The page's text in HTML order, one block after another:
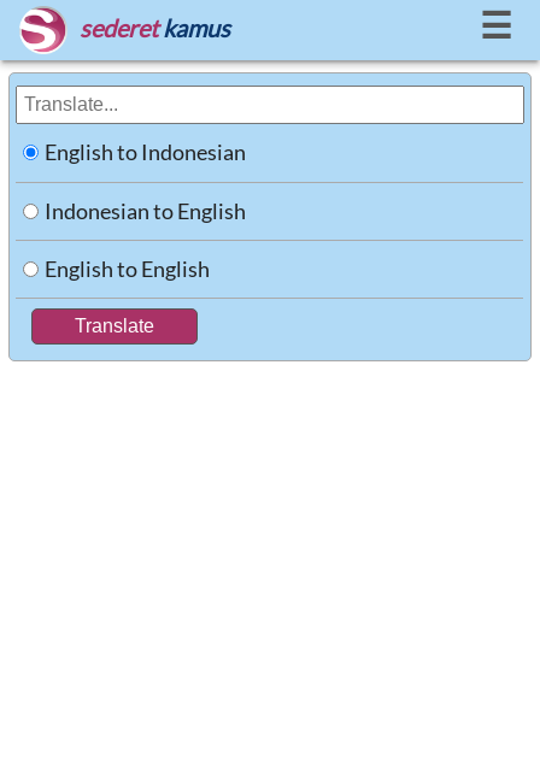
sederet kamus ☰
English to Indonesian
Indonesian to English
English to English